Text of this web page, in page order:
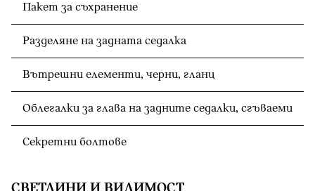
Пакет за съхранение
Разделяне на задната седалка
Вътрешни елементи, черни, гланц
Облегалки за глава на задните седалки, сгъваеми
Секретни болтове